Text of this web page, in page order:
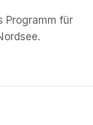
Programm für